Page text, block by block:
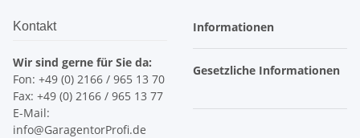
Kontakt
Wir sind gerne für Sie da:
Fon: +49 (0) 2166 / 965 13 70
Fax: +49 (0) 2166 / 965 13 77
E-Mail:
info@GaragentorProfi.de
Informationen
Gesetzliche Informationen